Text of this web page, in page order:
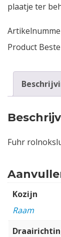
plaatje ter
Product
Fuhr
Kozijn
Raam